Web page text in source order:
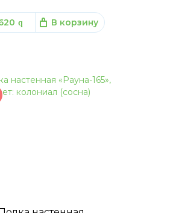
q В корзину